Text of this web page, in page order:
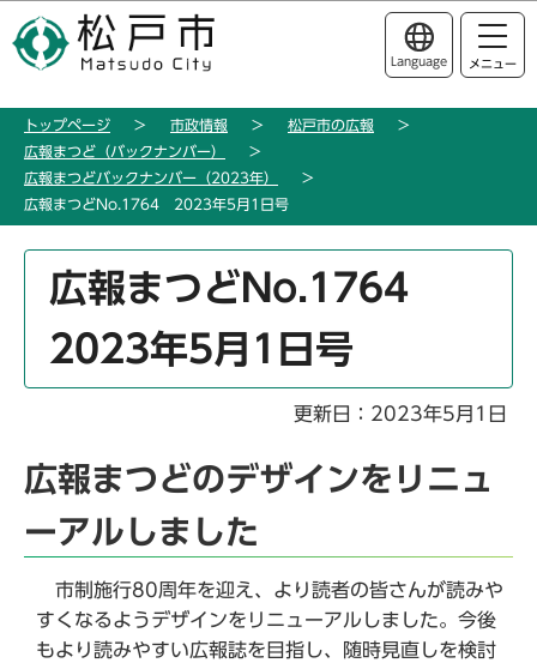
の
ー
頭
このページの本文へ移動
Language メニュー
トップページ 市政情報
松戸市の広報
広報まつど（バックナンバー）
広報まつどバックナンバー（2023年）
広報まつどNo.1764 2023年5月1日号
か
広報まつどNo.1764
2023年5月1日号
更新日：2023年5月1日
広報まつどのデザインをリニュ
ーアルしました
市制施行80周年を迎え、より読者の皆さんが読みや
すくなるようデザインをリニューアルしました。今後
もより読みやすい広報誌を目指し、随時見直しを検討